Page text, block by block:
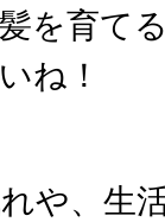
を育て
ね！
や、生